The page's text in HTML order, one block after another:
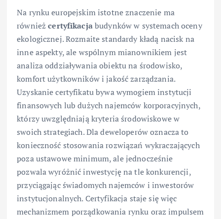
Na rynku europejskim istotne znaczenie ma
równieżcertyfikacjabudynków w systemach oceny
ekologicznej. Rozmaite standardy kładą nacisk na
inne aspekty, ale wspólnym mianownikiem jest
analiza oddziaływania obiektu na środowisko,
komfort użytkowników i jakość zarządzania.
Uzyskanie certyfikatu bywa wymogiem instytucji
finansowych lub dużych najemców korporacyjnych,
którzy uwzględniają kryteria środowiskowe w
swoich strategiach. Dla deweloperów oznacza to
konieczność stosowania rozwiązań wykraczających
poza ustawowe minimum, ale jednocześnie
pozwala wyróżnić inwestycję na tle konkurencji,
przyciągając świadomych najemców i inwestorów
instytucjonalnych. Certyfikacja staje się więc
mechanizmem porządkowania rynku oraz impulsem